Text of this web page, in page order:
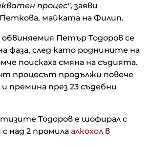
процес", заяви
майката на Филип.
Петър Тодоров се
фаза, след като роднините на
поискаха смяна на съдията.
процесът продължи повече
премина през 23 съдебни
Тодоров е шофирал с
с над 2 промила алкохол в